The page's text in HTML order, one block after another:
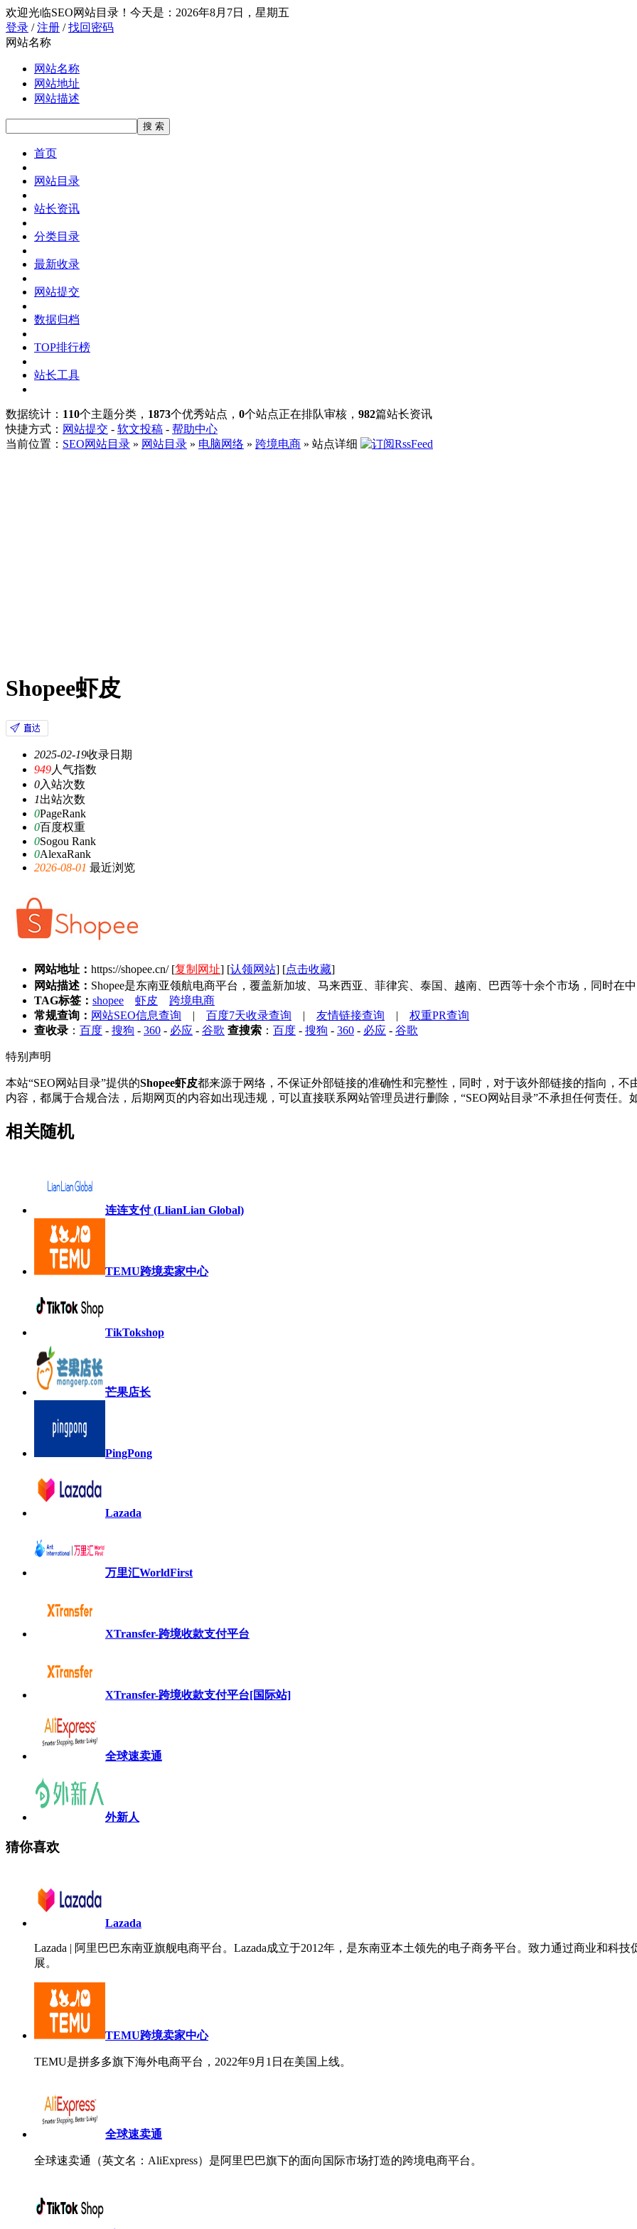
欢迎光临SEO网站目录！ 今天是：2026年8月7日，星期五
登录 /注册 /找回密码
网站名称
网站名称
网站地址
网站描述
首页
网站目录
站长资讯
分类目录
最新收录
网站提交
数据归档
TOP排行榜
站长工具
数据统计： 110个主题分类， 1873个优秀站点， 0个站点正在排队审核， 982篇站长资讯
快捷方式： 网站提交 - 软文投稿 - 帮助中心
当前位置： SEO网站目录 » 网站目录 » 电脑网络 » 跨境电商 » 站点详细
Shopee虾皮
2025-02-19收录日期
949人气指数
0入站次数
1出站次数
0PageRank
0百度权重
0Sogou Rank
0AlexaRank
2026-08-01 最近浏览
网站地址： https://shopee.cn/ [复制网址] [认领网站] [点击收藏]
网站描述： Shopee是东南亚领航电商平台，覆盖新加坡、马来西亚、菲律宾、泰国、越南、巴西等十余个市场，同时在
TAG标签： shopee 虾皮
跨境电商
常规查询： 网站SEO信息查询 | 百度7天收录查询 | 友情链接查询 | 权重PR查询
查收录 ： 百度 - 搜狗 - 360 - 必应 - 谷歌 查搜索 ： 百度 - 搜狗 - 360 - 必应 - 谷歌
特别声明
本站“SEO网站目录”提供的Shopee虾皮都来源于网络，不保证外部链接的准确性和完整性，同时，对于该外部链接的指向，不
内容，都属于合规合法，后期网页的内容如出现违规，可以直接联系网站管理员进行删除，“SEO网站目录”不承担任何责任
相关随机
连连支付 (LlianLian Global)
TEMU跨境卖家中心
TikTokshop
芒果店长
PingPong
Lazada
万里汇WorldFirst
XTransfer-跨境收款支付平台
XTransfer-跨境收款支付平台[国际站]
全球速卖通
外新人
猜你喜欢
Lazada
Lazada | 阿里巴巴东南亚旗舰电商平台。Lazada成立于2012年，是东南亚本土领先的电子商务平台。致力通过商业和科
展。
TEMU跨境卖家中心
TEMU是拼多多旗下海外电商平台，2022年9月1日在美国上线。
全球速卖通
全球速卖通（英文名：AliExpress）是阿里巴巴旗下的面向国际市场打造的跨境电商平台。